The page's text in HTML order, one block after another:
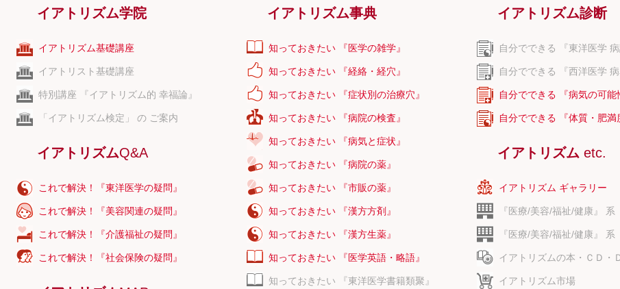
パーキンソン リウマチの薬
女性の薬
男性の薬
エイズ-HIV
甲状腺の薬
ビタミン剤
ホルモン剤
利尿剤
き く け
こ
た ち つ て と
な
に ぬ ね
ま み む め も
ら り る れ
わ
1
2 3 4 6 7 9
0
A
B C D E F G H
J
K
X Y
イアトリズム学院
イアトリズム基礎講座
イアトリスト基礎講座
特別講座 『イアトリズム的 幸福論』
「イアトリズム検定」 の ご案内
イアトリズムQ&A
これで解決！『東洋医学の疑問』
これで解決！『美容関連の疑問』
これで解決！『介護福祉の疑問』
これで解決！『社会保険の疑問』
イアトリズム事典
知っておきたい 『医学の雑学』
知っておきたい 『経絡・経穴』
知っておきたい 『症状別の治療穴』
知っておきたい 『病院の検査』
知っておきたい 『病気と症状』
知っておきたい 『病院の薬』
知っておきたい 『市販の薬』
知っておきたい 『漢方方剤』
知っておきたい 『漢方生薬』
知っておきたい 『医学英語・略語』
知っておきたい 『東洋医学書籍類聚』
イアトリズム診断
自分でできる 『東洋医学 病
自分でできる 『西洋医学 病
自分でできる 『病気の可能
自分でできる 『体質・肥満
イアトリズム etc.
イアトリズム ギャラリー
『医療/美容/福祉/健康』
『医療/美容/福祉/健康』
イアトリズムの本・ＣＤ・
イアトリズム市場